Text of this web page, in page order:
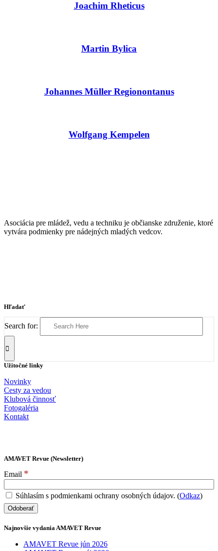
Joachim Rheticus
Martin Bylica
Johannes Müller Regionontanus
Wolfgang Kempelen
Asociácia pre mládež, vedu a techniku je občianske združenie, ktoré
vytvára podmienky pre nádejných mladých vedcov.
Hľadať
Search for:
Užitočné linky
Novinky
Cesty za vedou
Klubová činnosť
Fotogaléria
Kontakt
AMAVET Revue (Newsletter)
Email *
Súhlasím s podmienkami ochrany osobných údajov. (Odkaz)
Najnovšie vydania AMAVET Revue
AMAVET Revue jún 2026